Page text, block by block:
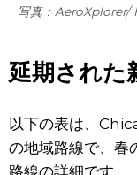
写真：AeroXplorer/
延期された
以下の表は、
の地域路線で、春
路線の詳細です。